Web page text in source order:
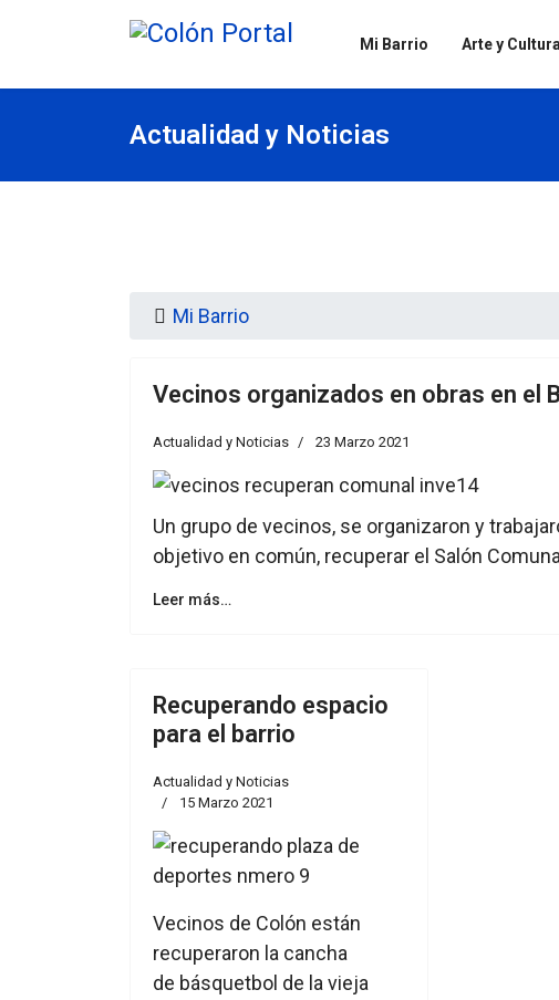
Mi Barrio Arte y Cultura
Actualidad y Noticias
Mi Barrio
Vecinos organizados en obras en el
Actualidad y Noticias 23 Marzo 2021
Un grupo de vecinos, se organizaron y
objetivo en común, recuperar el Salón
Leer más…
Recuperando espacio
para el barrio
Actualidad y Noticias
15 Marzo 2021
Vecinos de Colón están
recuperaron la cancha
de básquetbol de la vieja